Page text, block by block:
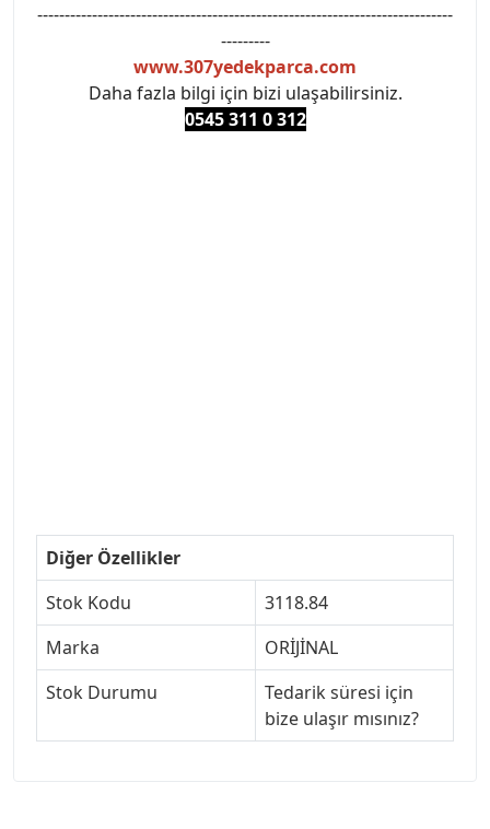
----------------------------------------------------------------------------
---------
www.307yedekparca.com
Daha fazla bilgi için bizi ulaşabilirsiniz.
0545 311 0 312
Diğer Özellikler
Stok Kodu
3118.84
Marka
ORİJİNAL
Stok Durumu
Tedarik süresi için
bize ulaşır mısınız?